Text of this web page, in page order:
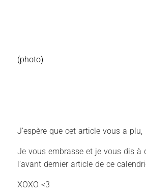
(photo)
J’espère que cet article vous a plu,
Je vous embrasse et je vous dis à
l’avant dernier article de ce
XOXO <3